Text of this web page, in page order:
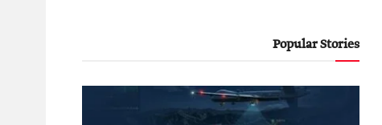
Popular Stories